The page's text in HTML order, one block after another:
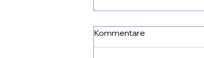
Kommentare